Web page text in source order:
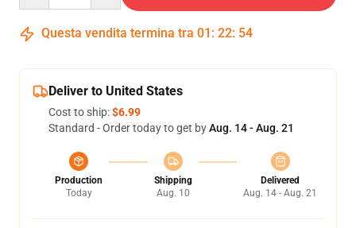
Questa vendita termina tra 01 : 22: 54
Deliver to United States
Cost to ship:$6.99
Standard - Order today to get byAug. 14 - Aug. 21
Production
Today
Shipping
Aug. 10
Delivered
Aug. 14 - Aug. 21